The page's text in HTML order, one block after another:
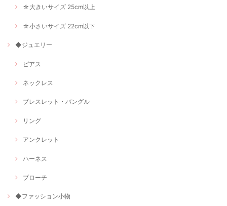
☆大きいサイズ 25cm以上
☆小さいサイズ 22cm以下
◆ジュエリー
ピアス
ネックレス
ブレスレット・バングル
リング
アンクレット
ハーネス
ブローチ
◆ファッション小物